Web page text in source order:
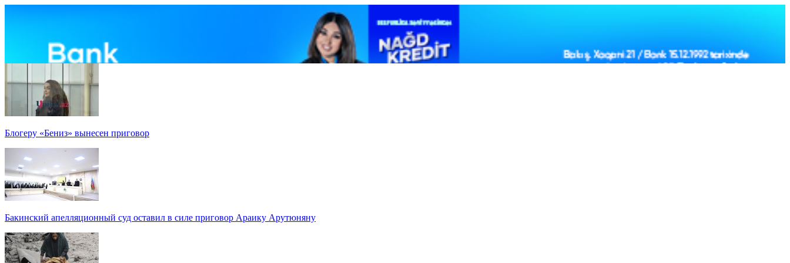
Блогеру «Бениз» вынесен приговор
Бакинский апелляционный суд оставил в силе приговор Араику Арутюняну